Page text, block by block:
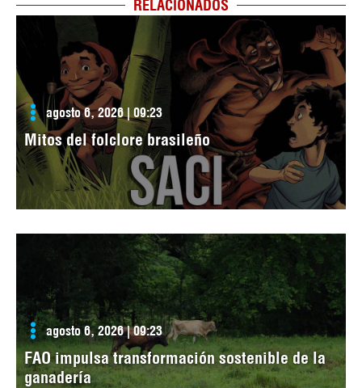
RELACIONADOS
agosto 6, 2026 | 09:23
Mitos del folclore brasileño
agosto 6, 2026 | 09:23
FAO impulsa transformación sostenible de la
ganadería